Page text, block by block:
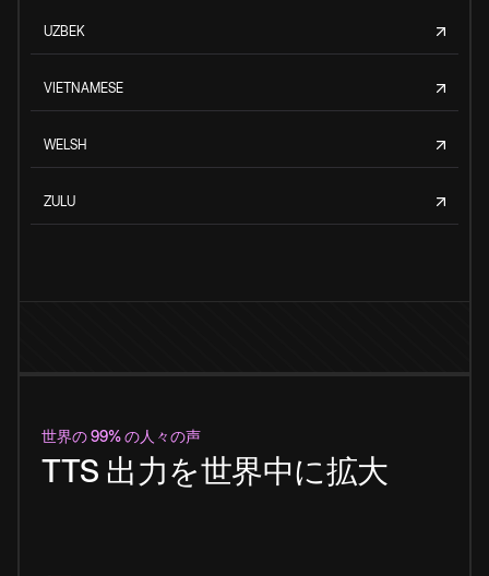
UZBEK
VIETNAMESE
WELSH
ZULU
世界の 99% の人々の声
TTS 出力を世界中に拡大